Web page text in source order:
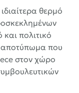
θερμό
πολιτικό
αποτύπωμα που
στον χώρο